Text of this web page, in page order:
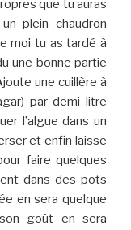
que tu auras
plein chaudron
moi tu as tardé à
une bonne partie
une cuillère à
par demi litre
l’algue dans un
et enfin laisse
faire quelques
dans des pots
en sera quelque
goût en sera